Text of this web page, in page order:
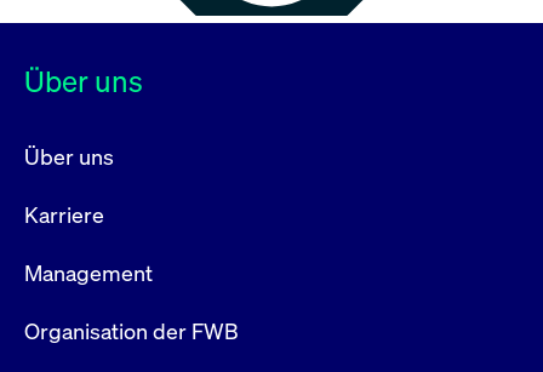
Über uns
Über uns
Karriere
Management
Organisation der FWB